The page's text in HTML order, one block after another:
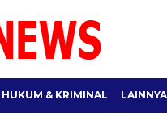
HUKUM & KRIMINAL LAINNYA